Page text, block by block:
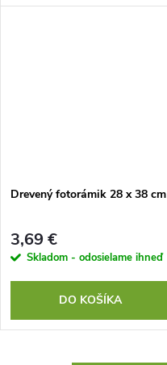
Drevený fotorámik 28 x 38 cm
3,69 €
Skladom - odosielame ihneď
DO KOŠÍKA